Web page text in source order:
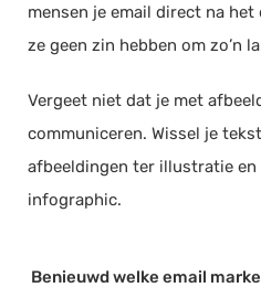
mensen je email direct na
ze geen zin hebben om zo’n
Vergeet niet dat je met
communiceren. Wissel je
afbeeldingen ter illustratie en
infographic.
Benieuwd welke email